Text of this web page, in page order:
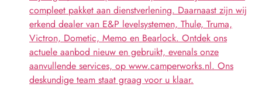
compleet pakket aan dienstverlening. Daarnaast zijn wij
erkend dealer van E&P levelsystemen, Thule, Truma,
Victron, Dometic, Memo en Bearlock. Ontdek ons
actuele aanbod nieuw en gebruikt, evenals onze
aanvullende services, op www.camperworks.nl. Ons
deskundige team staat graag voor u klaar.